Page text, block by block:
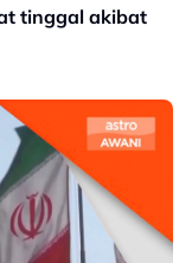
tinggal akibat